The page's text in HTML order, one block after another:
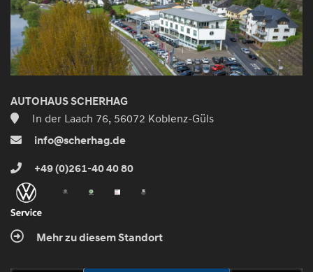
AUTOHAUS SCHERHAG
In der Laach 76, 56072 Koblenz-Güls
info@scherhag.de
+49 (0)261-40 40 80
Mehr zu diesem Standort